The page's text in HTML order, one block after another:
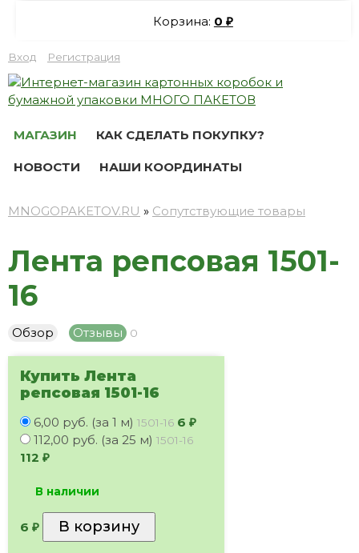
Корзина: 0 ₽
Вход Регистрация
МАГАЗИН КАК СДЕЛАТЬ ПОКУПКУ?
НОВОСТИ НАШИ КООРДИНАТЫ
MNOGOPAKETOV.RU » Сопутствующие товары
Лента репсовая 1501-
16
Обзор Отзывы 0
Купить Лента
репсовая 1501-16
6,00 руб. (за 1 м) 1501-16 6 ₽
112,00 руб. (за 25 м) 1501-16
112 ₽
В наличии
6 ₽